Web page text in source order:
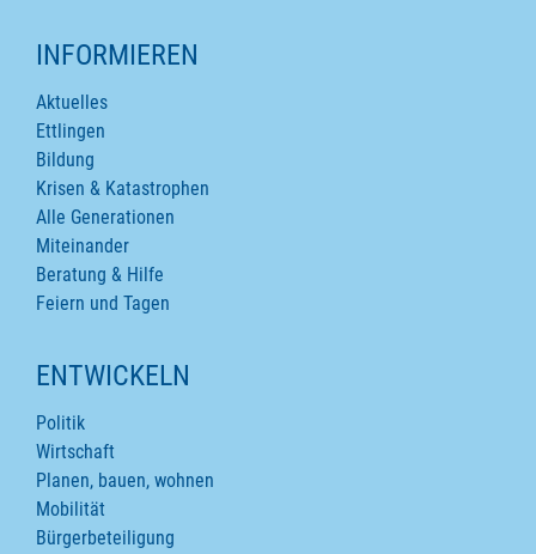
INFORMIEREN
Aktuelles
Ettlingen
Bildung
Krisen & Katastrophen
Alle Generationen
Miteinander
Beratung & Hilfe
Feiern und Tagen
ENTWICKELN
Politik
Wirtschaft
Planen, bauen, wohnen
Mobilität
Bürgerbeteiligung